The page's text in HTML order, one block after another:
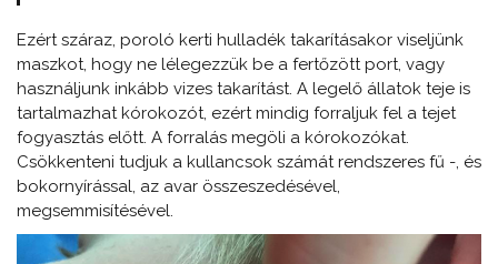
Ezért száraz, poroló kerti hulladék takarításakor viseljünk
maszkot, hogy ne lélegezzük be a fertőzött port, vagy
használjunk inkább vizes takarítást. A legelő állatok teje is
tartalmazhat kórokozót, ezért mindig forraljuk fel a tejet
fogyasztás előtt. A forralás megöli a kórokozókat.
Csökkenteni tudjuk a kullancsok számát rendszeres fű -, és
bokornyírással, az avar összeszedésével,
megsemmisítésével.